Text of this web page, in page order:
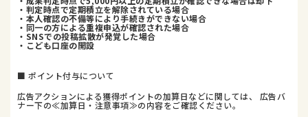
・判定時点で定期積立を解除されている場合
・本人確認の不備等により手続きができない場合
・同一の方による重複申込が確認された場合
・SNSでの投稿拡散が発覚した場合
・こども口座の開設
■ ポイント付与について
広告アクションによる獲得ポイントの加算日などに関しては、 広告バ
ナー下の≪加算日・注意事項≫の内容をご確認ください。